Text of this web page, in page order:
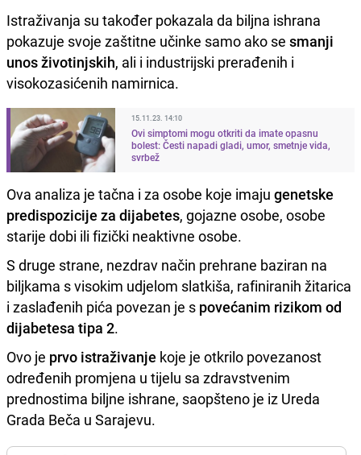
Istraživanja su također pokazala da biljna ishrana
pokazuje svoje zaštitne učinke samo ako se smanji
unos životinjskih, ali i industrijski prerađenih i
visokozasićenih namirnica.
15.11.23. 14:10
Ovi simptomi mogu otkriti da imate opasnu
bolest: Česti napadi gladi, umor, smetnje vida,
svrbež
Ova analiza je tačna i za osobe koje imaju genetske
predispozicije za dijabetes, gojazne osobe, osobe
starije dobi ili fizički neaktivne osobe.
S druge strane, nezdrav način prehrane baziran na
biljkama s visokim udjelom slatkiša, rafiniranih žitarica
i zaslađenih pića povezan je s povećanim rizikom od
dijabetesa tipa 2.
Ovo je prvo istraživanje koje je otkrilo povezanost
određenih promjena u tijelu sa zdravstvenim
prednostima biljne ishrane, saopšteno je iz Ureda
Grada Beča u Sarajevu.